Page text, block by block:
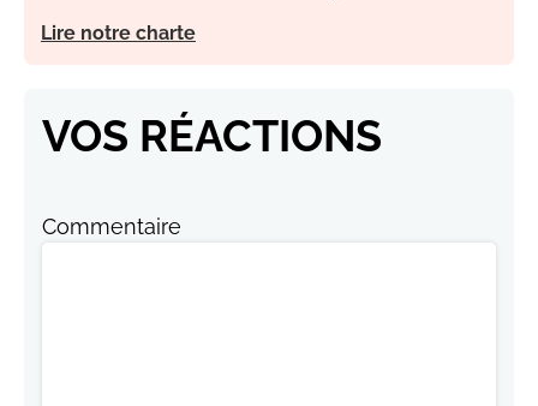
Lire notre charte
VOS RÉACTIONS
Commentaire